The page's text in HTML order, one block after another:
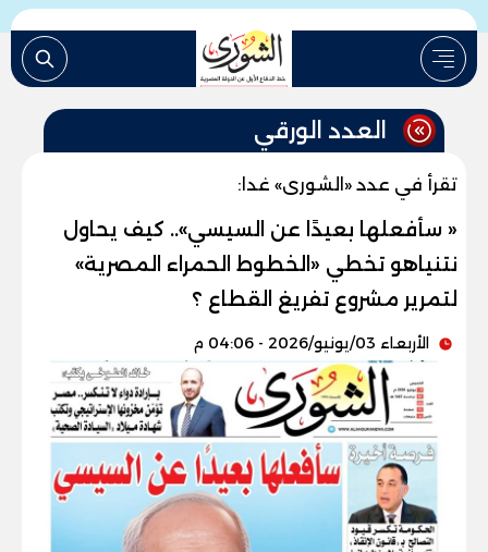
العدد الورقي
تقرأ في عدد «الشورى» غدا:
« سأفعلها بعيدًا عن السيسي».. كيف يحاول
نتنياهو تخطي «الخطوط الحمراء المصرية»
لتمرير مشروع تفريغ القطاع ؟
الأربعاء 03/يونيو/2026 - 04:06 م